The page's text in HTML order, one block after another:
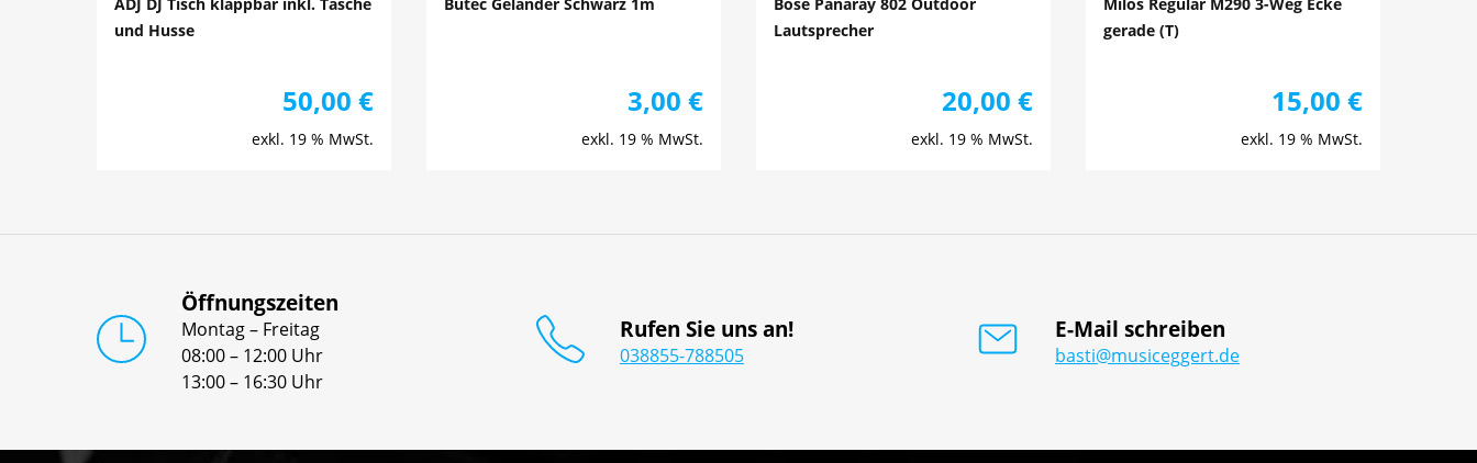
und Husse
50,00 €
exkl. 19 % MwSt.
3,00 €
exkl. 19 % MwSt.
Lautsprecher
20,00 €
exkl. 19 % MwSt.
gerade (T)
15,00 €
exkl. 19 % MwSt.
Öffnungszeiten
Montag – Freitag
08:00 – 12:00 Uhr
13:00 – 16:30 Uhr
Rufen Sie uns an!
038855-788505
E-Mail schreiben
basti@musiceggert.de